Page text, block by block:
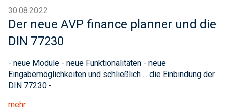
30.08.2022
Der neue AVP finance planner und die
DIN 77230
- neue Module - neue Funktionalitäten - neue
Eingabemöglichkeiten und schließlich ... die Einbindung der
DIN 77230 -
mehr